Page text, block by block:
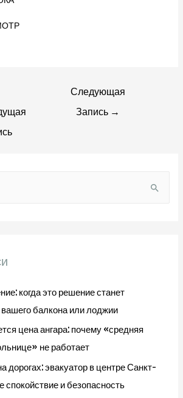
Следующая
Запись →
когда это решение станет
балкона или лоджии
цена ангара: почему «средняя
не работает
дорогах: эвакуатор в центре Санкт-
спокойствие и безопасность